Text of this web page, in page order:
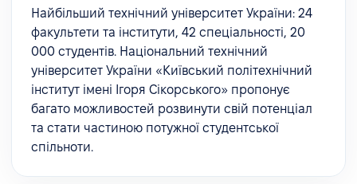
Найбільший технічний університет України: 24
факультети та інститути, 42 спеціальності, 20
000 студентів. Національний технічний
університет України «Київський політехнічний
інститут імені Ігоря Сікорського» пропонує
багато можливостей розвинути свій потенціал
та стати частиною потужної студентської
спільноти.